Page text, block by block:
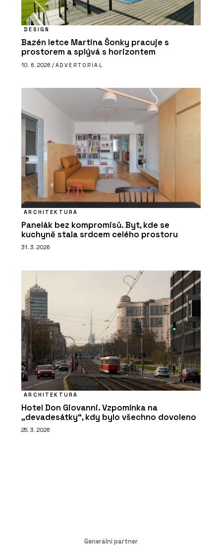
DESIGN
Bazén letce Martina Šonky pracuje s
prostorem a splývá s horizontem
10. 6. 2026 / ADVERTORIAL
ARCHITEKTURA
Panelák bez kompromisů. Byt, kde se
kuchyně stala srdcem celého prostoru
31. 3. 2026
ARCHITEKTURA
Hotel Don Giovanni. Vzpomínka na
„devadesátky“, kdy bylo všechno dovoleno
25. 3. 2026
Generální partner